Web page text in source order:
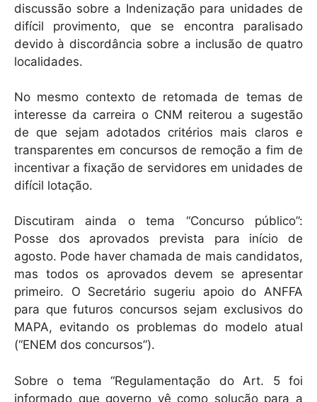
discussão sobre a Indenização para unidades de
difícil provimento, que se encontra paralisado
devido à discordância sobre a inclusão de quatro
localidades.
No mesmo contexto de retomada de temas de
interesse da carreira o CNM reiterou a sugestão
de que sejam adotados critérios mais claros e
transparentes em concursos de remoção a fim de
incentivar a fixação de servidores em unidades de
difícil lotação.
Discutiram ainda o tema “Concurso público”:
Posse dos aprovados prevista para início de
agosto. Pode haver chamada de mais candidatos,
mas todos os aprovados devem se apresentar
primeiro. O Secretário sugeriu apoio do ANFFA
para que futuros concursos sejam exclusivos do
MAPA, evitando os problemas do modelo atual
(“ENEM dos concursos”).
Sobre o tema “Regulamentação do Art. 5 foi
informado que governo vê como solução para a